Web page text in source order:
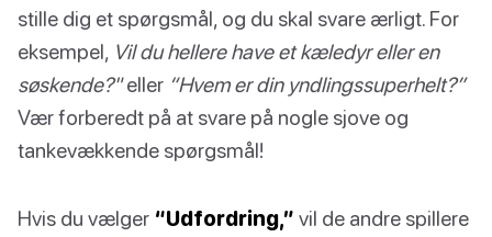
stille dig et spørgsmål, og du skal svare ærligt. For
eksempel, Vil du hellere have et kæledyr eller en
søskende?"eller “Hvem er din yndlingssuperhelt?”
Vær forberedt på at svare på nogle sjove og
tankevækkende spørgsmål!
Hvis du vælger “Udfordring,” vil de andre spillere